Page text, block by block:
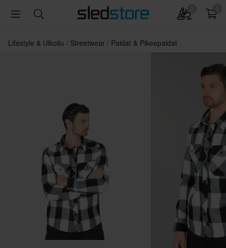
Lifestyle & Ulkoilu Streetwear Paidat & Pikeepaidat